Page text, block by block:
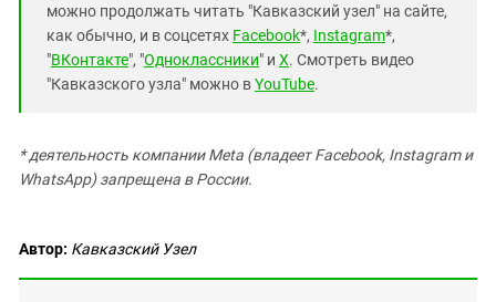
можно продолжать читать "Кавказский узел" на сайте,
как обычно, и в соцсетях Facebook*, Instagram*,
"ВКонтакте", "Одноклассники" и X. Смотреть видео
"Кавказского узла" можно вYouTube.
* деятельность компании Meta (владеет Facebook, Instagram и
WhatsApp) запрещена в России.
Автор: Кавказский Узел